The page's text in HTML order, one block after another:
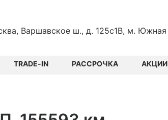
Варшавское ш., д. 125с1В, м. Южная
TRADE-IN РАССРОЧКА АКЦИИ